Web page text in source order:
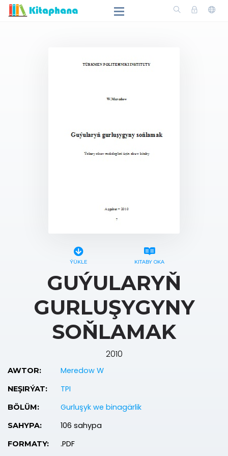
ÝÜKLE KITABY OKA
GUÝULARYŇ
GURLUŞYGYNY
SOŇLAMAK
2010
AWTOR: Meredow W
NEŞIRÝAT: TPI
BÖLÜM: Gurluşyk we binagärlik
SAHYPA: 106 sahypa
FORMATY: .PDF